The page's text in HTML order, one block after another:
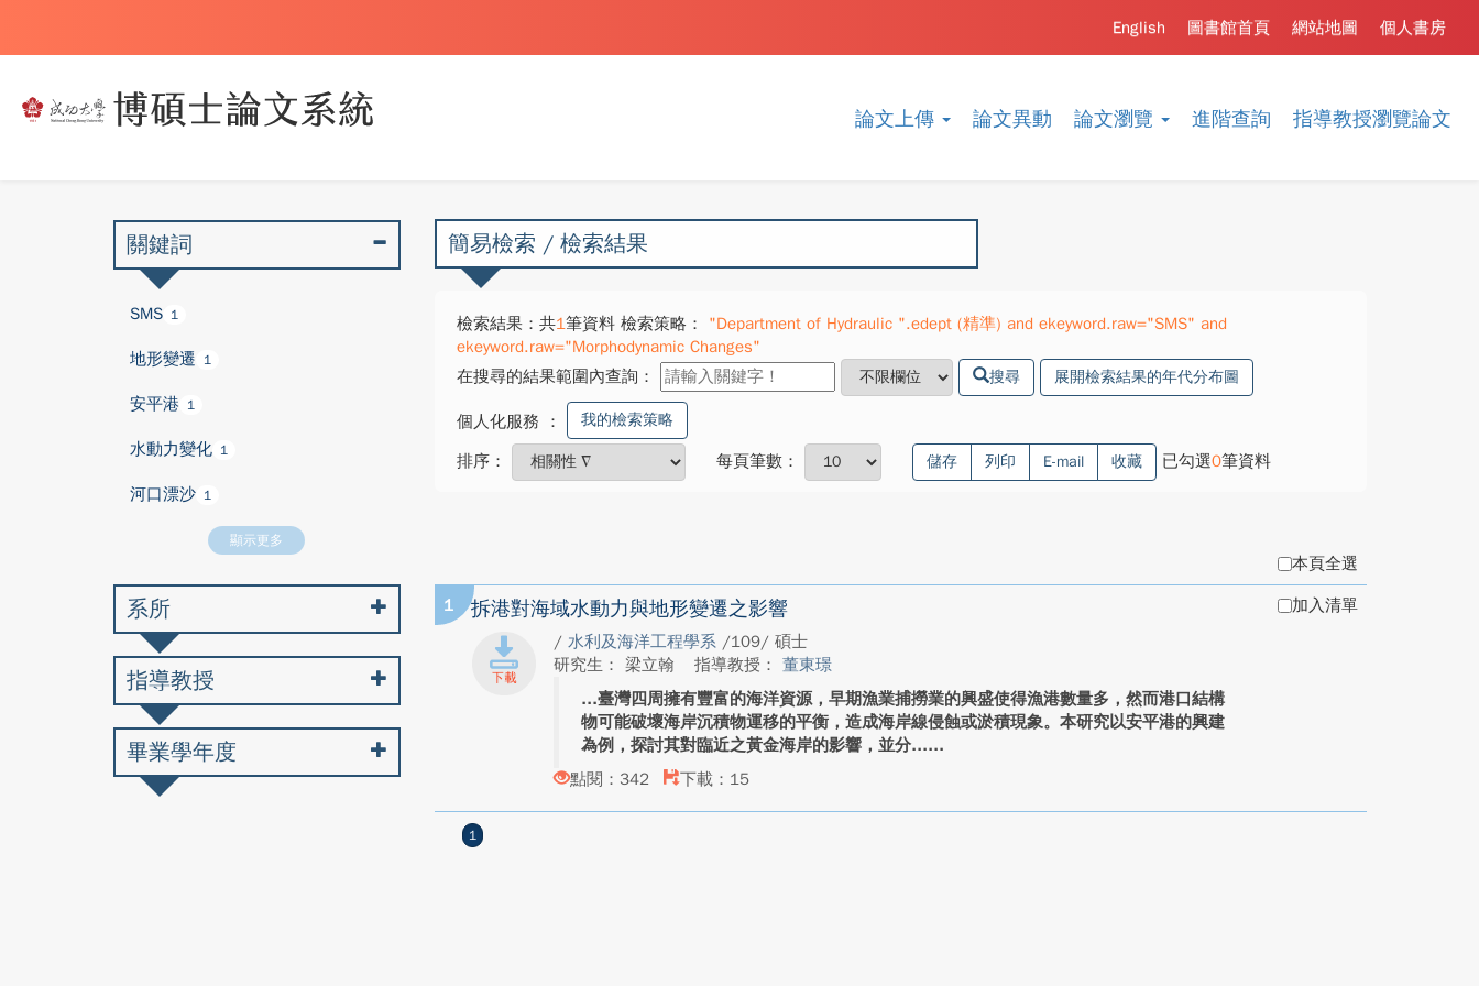
論文上傳 論文異動 論文瀏覽 進階查詢 指導教授瀏覽論文
個人書房
網站地圖
圖書館首頁
English
簡易檢索 / 檢索結果
檢索結果：共1筆資料 檢索策略：
"Department of Hydraulic ".edept (精準) and ekeyword.raw="SMS" and
ekeyword.raw="Morphodynamic Changes"
在搜尋的結果範圍內查詢：
搜尋 展開檢索結果的年代分布圖
個人化服務 ： 我的檢索策略
排序： 每頁筆數： 儲存 列印 E-mail 收藏 已勾選0筆資料
本頁全選
1 拆港對海域水動力與地形變遷之影響
/ 水利及海洋工程學系 /109/ 碩士
研究生： 梁立翰
指導教授： 董東璟
臺灣四周擁有豐富的海洋資源，早期漁業捕撈業的興盛使得漁港數量多，然而港口結構
物可能破壞海岸沉積物運移的平衡，造成海岸線侵蝕或淤積現象。本研究以安平港的興建
為例，探討其對臨近之黃金海岸的影響，並分...
點閱：342
下載：15
加入清單
1
關鍵詞
SMS 1
地形變遷 1
安平港 1
水動力變化 1
河口漂沙 1
顯示更多
系所
指導教授
畢業學年度